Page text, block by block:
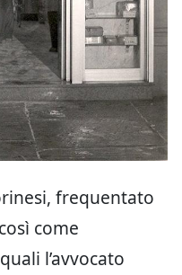
frequentato
come
l’avvocato